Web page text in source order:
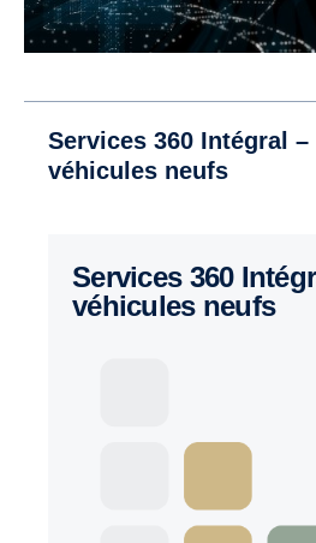
Services 360 Intégral
véhicules neufs
Services 360 Intégral pour les
véhicules neufs